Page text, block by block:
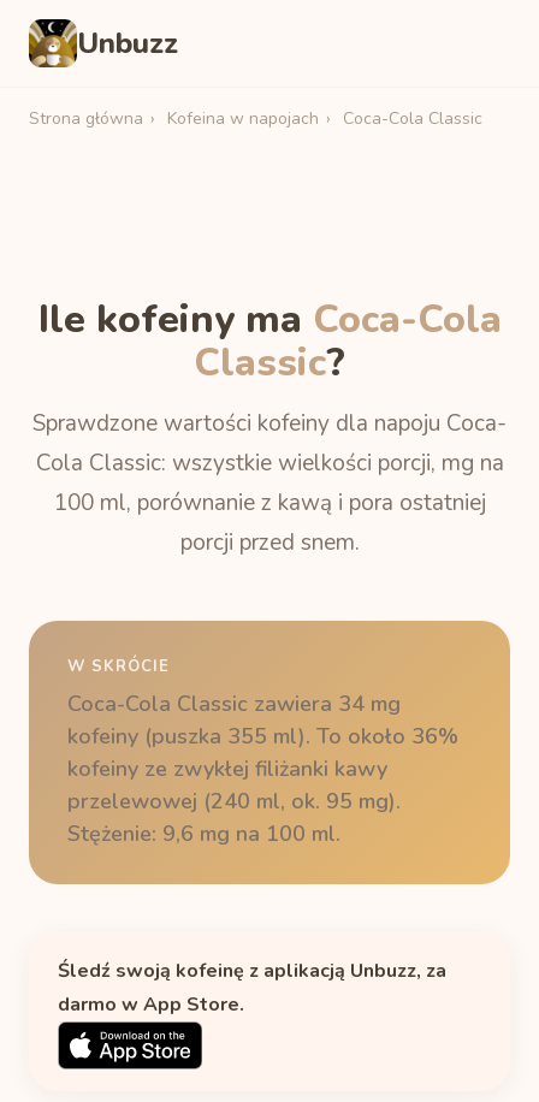
Unbuzz
Strona główna › Kofeina w napojach › Coca-Cola Classic
Ile kofeiny ma Coca-Cola
Classic?
Sprawdzone wartości kofeiny dla napoju Coca-
Cola Classic: wszystkie wielkości porcji, mg na
100 ml, porównanie z kawą i pora ostatniej
porcji przed snem.
W SKRÓCIE
Coca-Cola Classic zawiera 34 mg
kofeiny (puszka 355 ml). To około 36%
kofeiny ze zwykłej filiżanki kawy
przelewowej (240 ml, ok. 95 mg).
Stężenie: 9,6 mg na 100 ml.
Śledź swoją kofeinę z aplikacją Unbuzz, za
darmo w App Store.